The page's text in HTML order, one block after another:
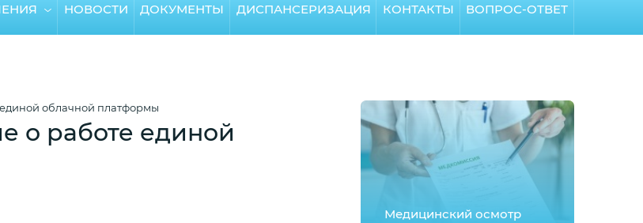
НОВОСТИ ДОКУМЕНТЫ ДИСПАНСЕРИЗАЦИЯ КОНТАКТЫ ВОПРОС-ОТВЕТ
облачной платформы
о работе единой
Медицинский осмотр